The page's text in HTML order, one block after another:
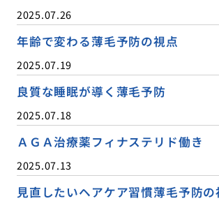
2025.07.26
年齢で変わる薄毛予防の視点
2025.07.19
良質な睡眠が導く薄毛予防
2025.07.18
ＡＧＡ治療薬フィナステリド働き
2025.07.13
見直したいヘアケア習慣薄毛予防の